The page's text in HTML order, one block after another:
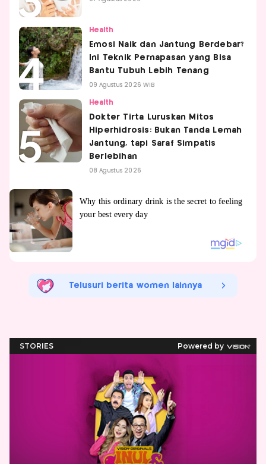
Health
Emosi Naik dan Jantung Berdebar?
Ini Teknik Pernapasan yang Bisa
Bantu Tubuh Lebih Tenang
09 Agustus 2026 WIB
Health
Dokter Tirta Luruskan Mitos
Hiperhidrosis: Bukan Tanda Lemah
Jantung, tapi Saraf Simpatis
Berlebihan
08 Agustus 2026
Telusuri berita women lainnya